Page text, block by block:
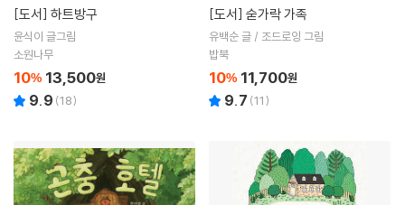
[도서] 하트방구
윤식이 글그림
소원나무
10% 13,500원
9.9 (18)
[도서] 숟가락 가족
유백순 글 / 조드로잉 그림
밥북
10% 11,700원
9.7 (11)